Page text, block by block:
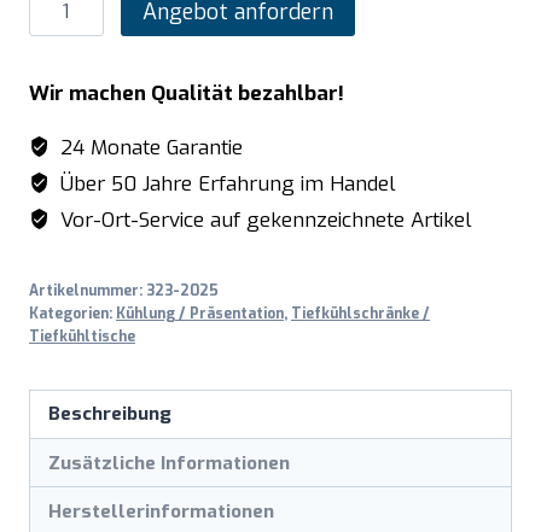
Lagertiefkühlschrank
weiß,
Modell
HT
600
Menge
Angebot anfordern
Wir machen Qualität bezahlbar!
24 Monate Garantie
Über 50 Jahre Erfahrung im Handel
Vor-Ort-Service auf gekennzeichnete Artikel
Artikelnummer: 323-2025
Kategorien: Kühlung / Präsentation, Tiefkühlschränke /
Tiefkühltische
Beschreibung
Zusätzliche Informationen
Herstellerinformationen